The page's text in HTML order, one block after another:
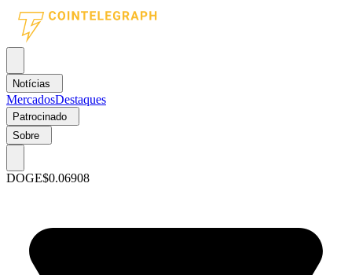
Notícias
MercadosDestaques
Patrocinado
Sobre
DOGE$0.06908